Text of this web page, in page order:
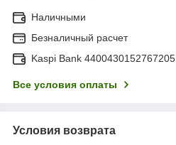
Наличными
Безналичный расчет
Kaspi Bank 4400430152767205
Все условия оплаты
Условия возврата